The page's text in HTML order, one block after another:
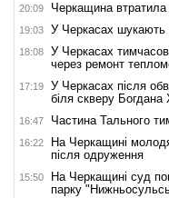
20:09 Черкащина втратила
19:03 У Черкасах шукають
18:08
У Черкасах
через ремонт
17:19
У Черкасах після
біля скверу
16:47 Частина Тального
16:22
На Черкащині
після одруження
15:50
На Черкащині суд
парку